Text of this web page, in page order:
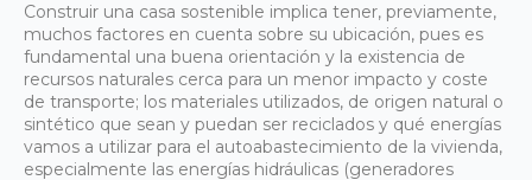
Construir una casa sostenible implica tener, previamente,
muchos factores en cuenta sobre su ubicación, pues es
fundamental una buena orientación y la existencia de
recursos naturales cerca para un menor impacto y coste
de transporte; los materiales utilizados, de origen natural o
sintético que sean y puedan ser reciclados y qué energías
vamos a utilizar para el autoabastecimiento de la vivienda,
especialmente las energías hidráulicas (generadores